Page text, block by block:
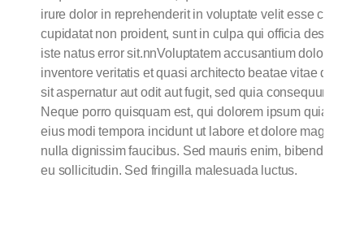
irure dolor in reprehenderit in voluptate velit esse cillum
cupidatat non proident, sunt in culpa qui officia deserunt
iste natus error sit.nnVoluptatem accusantium
inventore veritatis et quasi architecto beatae vitae dicta
sit aspernatur aut odit aut fugit, sed quia consequuntur
Neque porro quisquam est, qui dolorem ipsum quia
eius modi tempora incidunt ut labore et dolore magnam
nulla dignissim faucibus. Sed mauris enim, bibendum at
eu sollicitudin. Sed fringilla malesuada luctus.